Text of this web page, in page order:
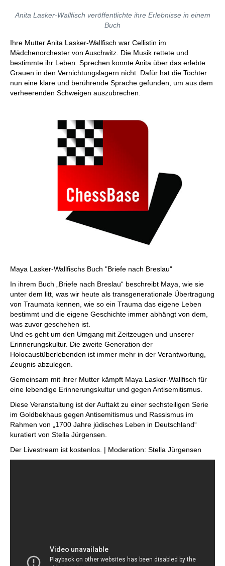
Anita Lasker-Wallfisch veröffentlichte ihre Erlebnisse in einem
Buch
Ihre Mutter Anita Lasker-Wallfisch war Cellistin im
Mädchenorchester von Auschwitz. Die Musik rettete und
bestimmte ihr Leben. Sprechen konnte Anita über das erlebte
Grauen in den Vernichtungslagern nicht. Dafür hat die Tochter
nun eine klare und berührende Sprache gefunden, um aus dem
verheerenden Schweigen auszubrechen.
Maya Lasker-Wallfischs Buch "Briefe nach Breslau"
In ihrem Buch „Briefe nach Breslau“ beschreibt Maya, wie sie
unter dem litt, was wir heute als transgenerationale Übertragung
von Traumata kennen, wie so ein Trauma das eigene Leben
bestimmt und die eigene Geschichte immer abhängt von dem,
was zuvor geschehen ist.
Und es geht um den Umgang mit Zeitzeugen und unserer
Erinnerungskultur. Die zweite Generation der
Holocaustüberlebenden ist immer mehr in der Verantwortung,
Zeugnis abzulegen.
Gemeinsam mit ihrer Mutter kämpft Maya Lasker-Wallfisch für
eine lebendige Erinnerungskultur und gegen Antisemitismus.
Diese Veranstaltung ist der Auftakt zu einer sechsteiligen Serie
im Goldbekhaus gegen Antisemitismus und Rassismus im
Rahmen von „1700 Jahre jüdisches Leben in Deutschland“
kuratiert von Stella Jürgensen.
Der Livestream ist kostenlos. | Moderation: Stella Jürgensen